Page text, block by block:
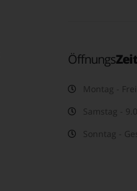
Öffnungs
Montag -
Samstag -
Sonntag -